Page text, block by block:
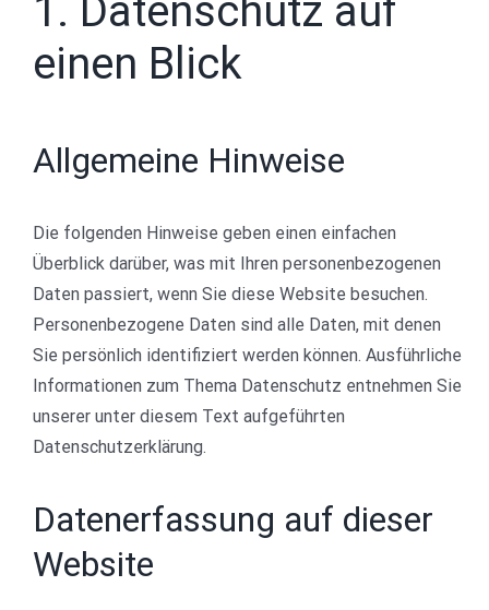
1. Datenschutz auf
einen Blick
Allgemeine Hinweise
Die folgenden Hinweise geben einen einfachen
Überblick darüber, was mit Ihren personenbezogenen
Daten passiert, wenn Sie diese Website besuchen.
Personenbezogene Daten sind alle Daten, mit denen
Sie persönlich identifiziert werden können. Ausführliche
Informationen zum Thema Datenschutz entnehmen Sie
unserer unter diesem Text aufgeführten
Datenschutzerklärung.
Datenerfassung auf dieser
Website